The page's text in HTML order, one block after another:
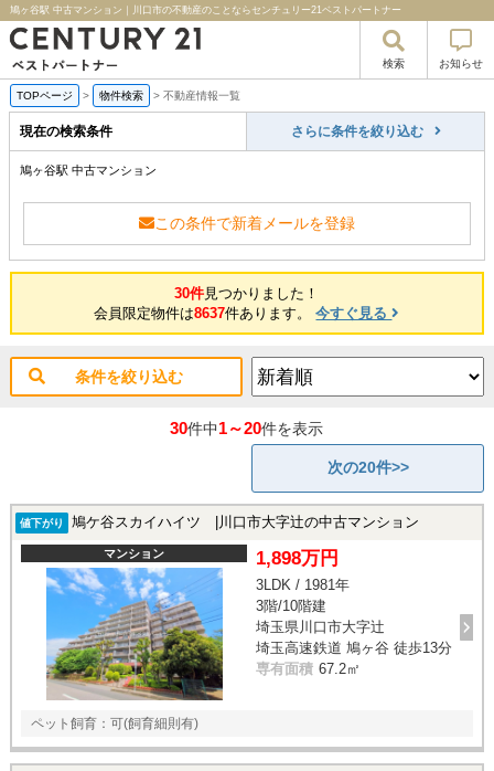
鳩ヶ谷駅 中古マンション｜川口市の不動産のことならセンチュリー21ベストパートナー
検索 お知らせ
TOPページ > 物件検索 > 不動産情報一覧
現在の検索条件 さらに条件を絞り込む
鳩ヶ谷駅 中古マンション
この条件で新着メールを登録
30件見つかりました！
会員限定物件は8637件あります。今すぐ見る
条件を絞り込む
30件中1～20件を表示
次の20件>>
値下がり 鳩ケ谷スカイハイツ |川口市大字辻の中古マンション
マンション 1,898万円
3LDK / 1981年
3階/10階建
埼玉県川口市大字辻
埼玉高速鉄道 鳩ヶ谷 徒歩13分
専有面積 67.2㎡
ペット飼育：可(飼育細則有)